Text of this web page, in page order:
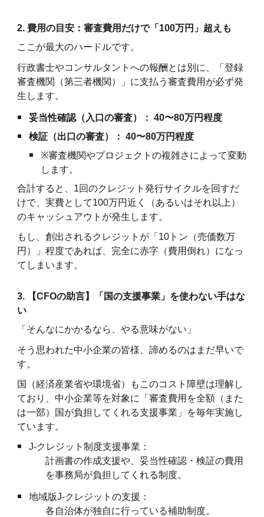
2. 費用の目安：審査費用だけで「100万円」超えも
ここが最大のハードルです。
行政書士やコンサルタントへの報酬とは別に、「登録
審査機関（第三者機関）」に支払う審査費用が必ず発
生します。
妥当性確認（入口の審査）：
40〜80万円程度
検証（出口の審査）：
40〜80万円程度
※審査機関やプロジェクトの複雑さによって変動
します。
合計すると、1回のクレジット発行サイクルを回すだ
けで、実費として100万円近く（あるいはそれ以上）
のキャッシュアウトが発生します。
もし、創出されるクレジットが「10トン（売価数万
円）」程度であれば、完全に赤字（費用倒れ）になっ
てしまいます。
3. 【CFOの助言】「国の支援事業」を使わない手はな
い
「そんなにかかるなら、やる意味がない」
そう思われた中小企業の皆様、諦めるのはまだ早いで
す。
国（経済産業省や環境省）もこのコスト障壁は理解し
ており、中小企業等を対象に「審査費用を全額（また
は一部）国が負担してくれる支援事業」を毎年実施し
ています。
J-クレジット制度支援事業：
計画書の作成支援や、妥当性確認・検証の費用
を事務局が負担してくれる制度。
地域版J-クレジットの支援：
各自治体が独自に行っている補助制度。